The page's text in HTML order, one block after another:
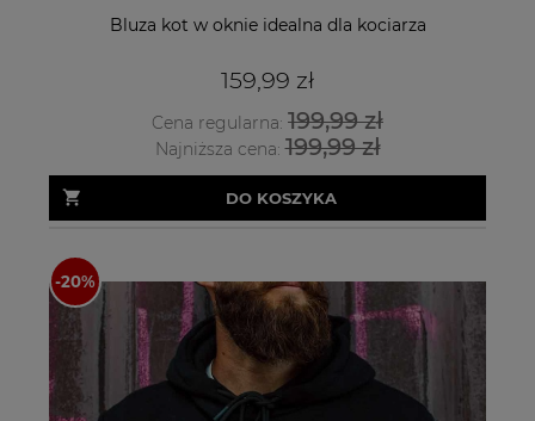
Bluza kot w oknie idealna dla kociarza
159,99 zł
Cena regularna: 199,99 zł
Najniższa cena:199,99 zł
DO KOSZYKA